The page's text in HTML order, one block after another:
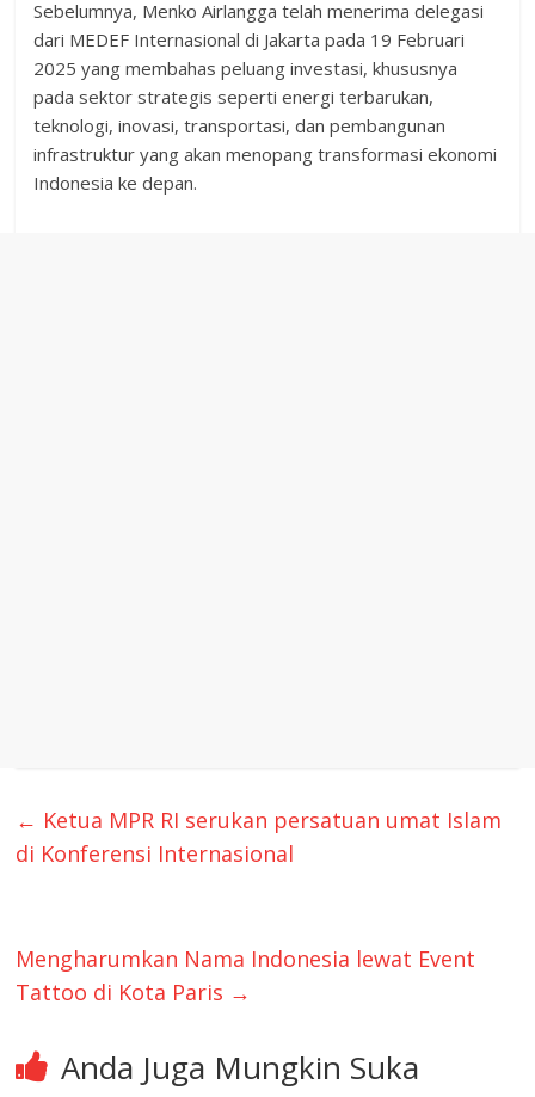
Sebelumnya, Menko Airlangga telah menerima delegasi
dari MEDEF Internasional di Jakarta pada 19 Februari
2025 yang membahas peluang investasi, khususnya
pada sektor strategis seperti energi terbarukan,
teknologi, inovasi, transportasi, dan pembangunan
infrastruktur yang akan menopang transformasi ekonomi
Indonesia ke depan.
← Ketua MPR RI serukan persatuan umat Islam
di Konferensi Internasional
Mengharumkan Nama Indonesia lewat Event
Tattoo di Kota Paris →
Anda Juga Mungkin Suka